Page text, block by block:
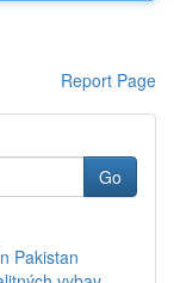
Report Page
Go
Pakistan